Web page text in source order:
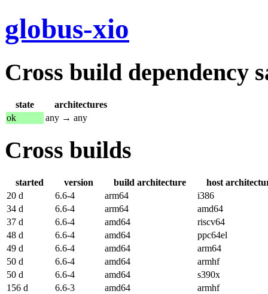
globus-xio
Cross build dependency
state
architectures
ok
any → any
Cross builds
started version build architecture
host
20 d
6.6-4 arm64
i386
34 d
6.6-4 arm64
amd64
37 d
6.6-4 amd64
riscv64
48 d
6.6-4 amd64
ppc64el
49 d
6.6-4 amd64
arm64
50 d
6.6-4 amd64
armhf
50 d
6.6-4 amd64
s390x
156 d
6.6-3 amd64
armhf